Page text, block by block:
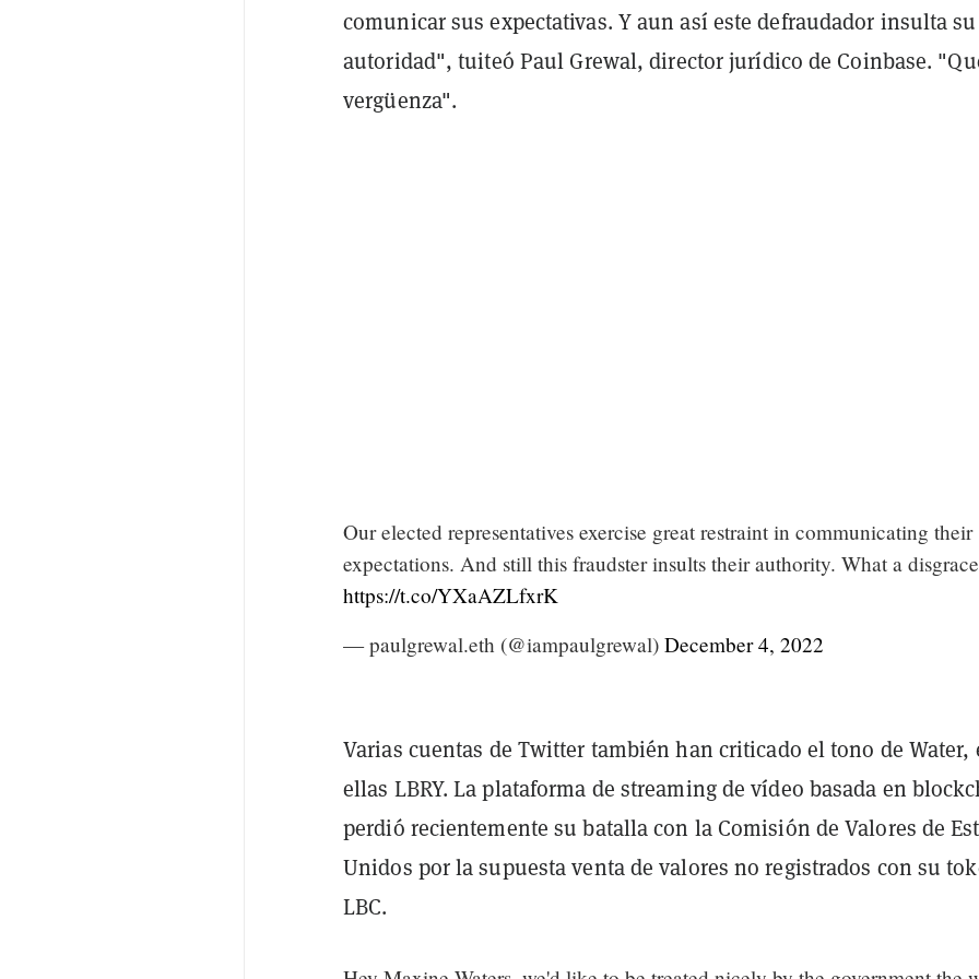
comunicar sus expectativas. Y aun así este defraudador insulta su
autoridad", tuiteó Paul Grewal, director jurídico de Coinbase.
vergüenza".
Our elected representatives exercise great restraint in communicating their
expectations. And still this fraudster insults their authority. What a
https://t.co/YXaAZLfxrK
— paulgrewal.eth (@iampaulgrewal) December 4, 2022
Varias cuentas de Twitter también han criticado el tono de Water,
ellas LBRY. La plataforma de streaming de vídeo basada en
perdió recientemente su batalla con la Comisión de Valores de
Unidos por la supuesta venta de valores no registrados con su
LBC.